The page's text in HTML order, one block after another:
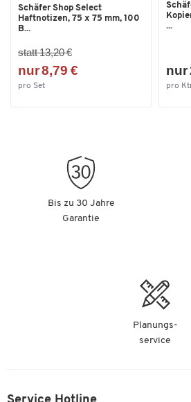
Schäfer Shop Select
Haftnotizen, 75 x 75 mm, 100
B...
statt 13,20 €
nur 8,79 €
pro Set
...
nur
pro
Bis zu 30 Jahre
Garantie
Planungs-
service